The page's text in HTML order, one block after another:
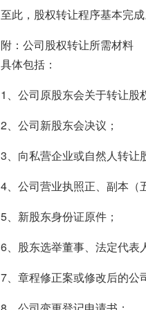
至此，股权转让程序基本完成
附：公司股权转让所需材料
具体包括：
1、公司原股东会关于转让股
2、公司新股东会决议；
3、向私营企业或自然人转让
4、公司营业执照正、副本（
5、新股东身份证原件；
6、股东选举董事、法定代表
7、章程修正案或修改后的公